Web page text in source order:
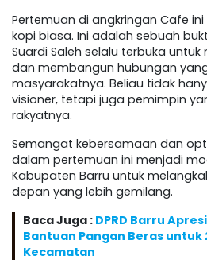
Pertemuan di angkringan Cafe
kopi biasa. Ini adalah sebuah
Suardi Saleh selalu terbuka untuk
dan membangun hubungan
masyarakatnya. Beliau tidak
visioner, tetapi juga pemimpin
rakyatnya.
Semangat kebersamaan dan
dalam pertemuan ini menjadi
Kabupaten Barru untuk
depan yang lebih gemilang.
Baca Juga : DPRD Barru
Bantuan Pangan Beras untuk
Kecamatan